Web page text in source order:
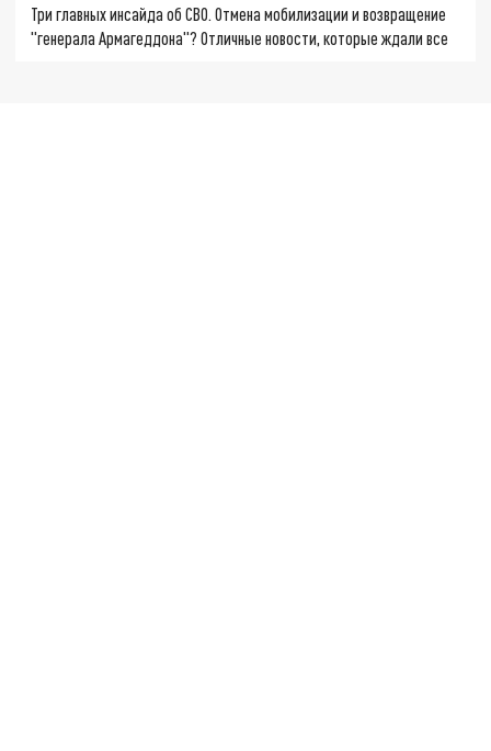
Три главных инсайда об СВО. Отмена мобилизации и возвращение
"генерала Армагеддона"? Отличные новости, которые ждали все